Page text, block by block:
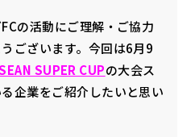
の活動にご理解・ご協力
ございます。今回は6月9
SUPER CUPの大会ス
企業をご紹介したいと思い